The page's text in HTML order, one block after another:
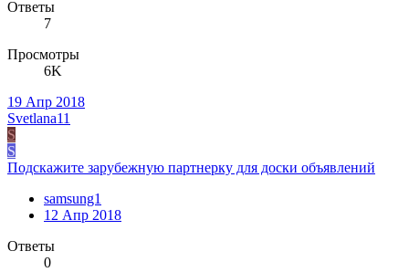
Ответы
7
Просмотры
6K
19 Апр 2018
Svetlana11
S
S
Подскажите зарубежную партнерку для доски объявлений
samsung1
12 Апр 2018
Ответы
0